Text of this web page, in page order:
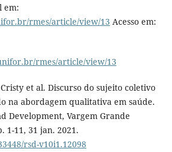
em:
rmes/article/view/13 Acesso em:
rmes/article/view/13
et al. Discurso do sujeito coletivo
na abordagem qualitativa em saúde.
Development, Vargem Grande
1-11, 31 jan. 2021.
rsd-v10i1.12098